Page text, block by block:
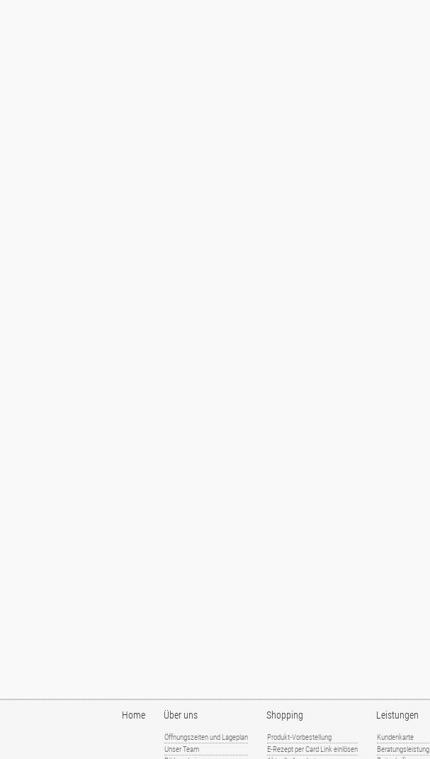
Home Über uns
Öffnungszeiten und Lageplan
Unser Team
Shopping
Produkt-Vorbestellung
E-Rezept per Card Link einlösen
Leistungen
Kundenkarte
Beratungsleistung